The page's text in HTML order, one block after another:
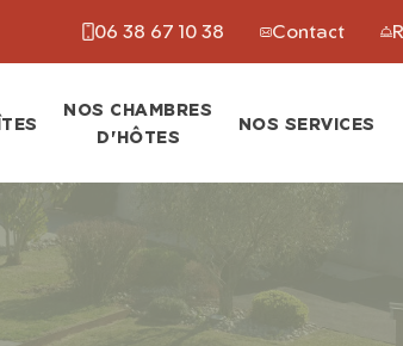
06 38 67 10 38 Contact
NOS CHAMBRES
D'HÔTES
NOS SERVICES